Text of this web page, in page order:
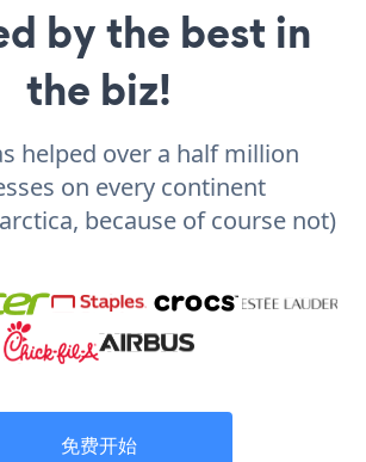
by the best in
the biz!
helped over a half million
on every continent
because of course not)
免费开始